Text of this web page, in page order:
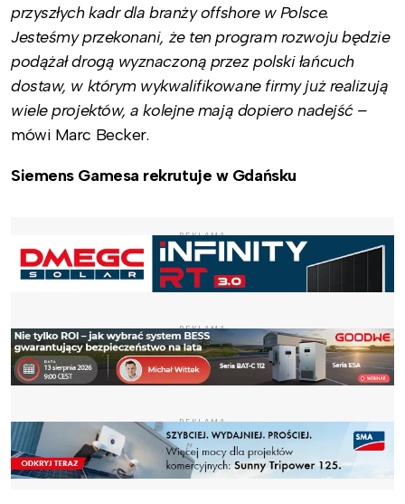
przyszłych kadr dla branży offshore w Polsce.
Jesteśmy przekonani, że ten program rozwoju będzie
podążał drogą wyznaczoną przez polski łańcuch
dostaw, w którym wykwalifikowane firmy już realizują
wiele projektów, a kolejne mają dopiero nadejść –
mówi Marc Becker.
Siemens Gamesa rekrutuje w Gdańsku
REKLAMA
REKLAMA
REKLAMA